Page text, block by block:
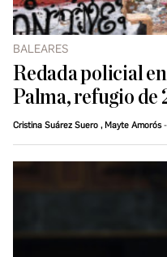
BALEARES
Redada policial
Palma, refugio de
Cristina Suárez Suero , Mayte Amorós